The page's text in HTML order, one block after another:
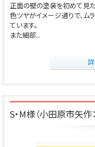
正面の壁の塗装を初めて見
色ツヤがイメージ通りで、ム
ています。
また細部...
S・M様（小田原市矢作